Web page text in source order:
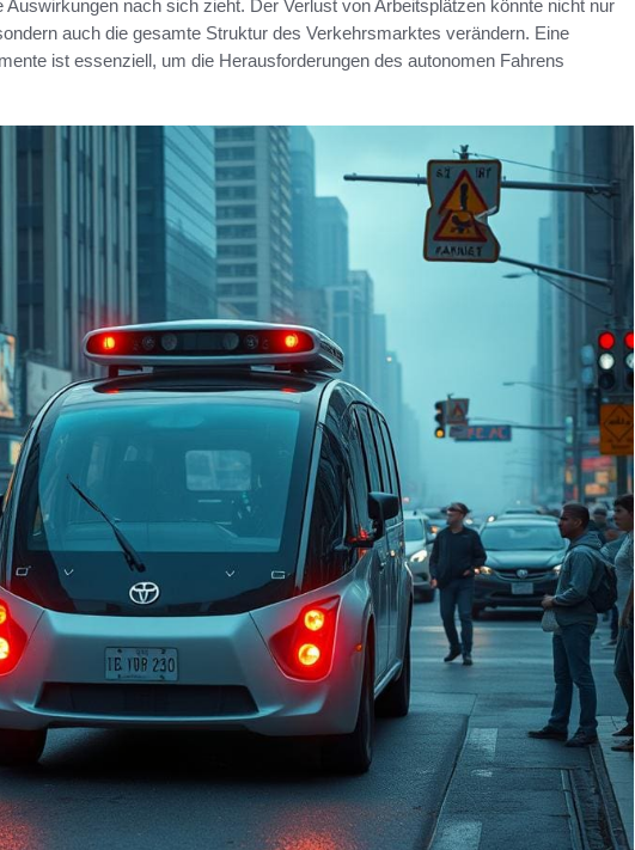
nach sich zieht. Der Verlust von Arbeitsplätzen könnte nicht nur
auch die gesamte Struktur des Verkehrsmarktes verändern. Eine
ist essenziell, um die Herausforderungen des autonomen Fahrens